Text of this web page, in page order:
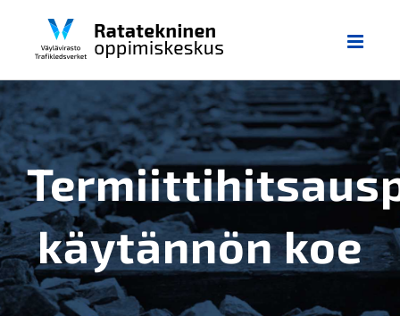
käytännön koe